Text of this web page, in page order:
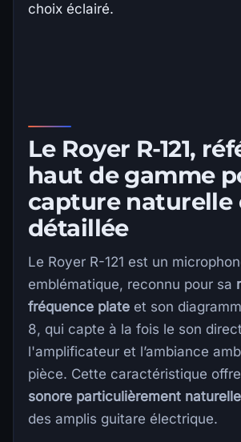
choix éclairé.
Le Royer R-121,
haut de gamme
capture naturelle
détaillée
Le Royer R-121 est un
emblématique, reconnu pour sa
fréquence plate et son
8, qui capte à la fois le son
l'amplificateur et l’ambiance
pièce. Cette caractéristique
sonore particulièrement
des amplis guitare électrique.